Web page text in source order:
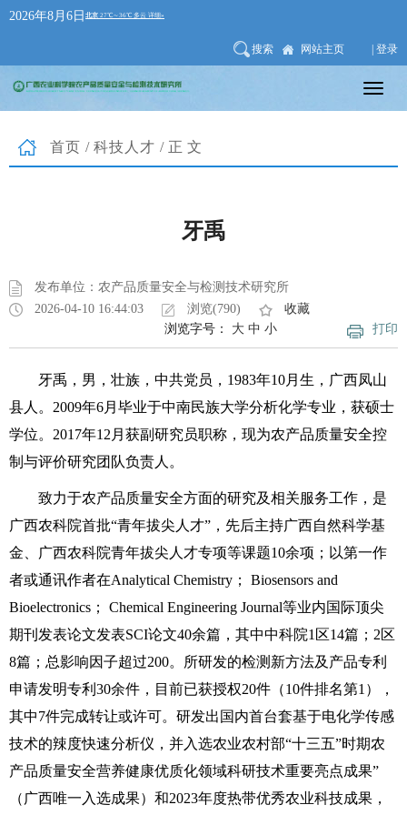
2026年8月6日
搜索 网站主页 | 登录
首页 / 科技人才 /正文
牙禹
发布单位：农产品质量安全与检测技术研究所
2026-04-10 16:44:03
浏览(790)
收藏
打印
浏览字号： 大 中 小
牙禹，男，壮族，中共党员，1983年10月生，广西凤山
县人。2009年6月毕业于中南民族大学分析化学专业，获硕士
学位。2017年12月获副研究员职称，现为农产品质量安全控
制与评价研究团队负责人。
致力于农产品质量安全方面的研究及相关服务工作，是
广西农科院首批“青年拔尖人才”，先后主持广西自然科学基
金、广西农科院青年拔尖人才专项等课题10余项；以第一作
者或通讯作者在Analytical Chemistry； Biosensors and
Bioelectronics； Chemical Engineering Journal等业内国际顶尖
期刊发表论文发表SCI论文40余篇，其中中科院1区14篇；2区
8篇；总影响因子超过200。所研发的检测新方法及产品专利
申请发明专利30余件，目前已获授权20件（10件排名第1），
其中7件完成转让或许可。研发出国内首台套基于电化学传感
技术的辣度快速分析仪，并入选农业农村部“十三五”时期农
产品质量安全营养健康优质化领域科研技术重要亮点成果”
（广西唯一入选成果）和2023年度热带优秀农业科技成果，